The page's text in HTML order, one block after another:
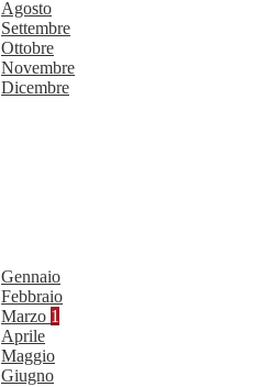
Agosto
Settembre
Ottobre
Novembre
Dicembre
Gennaio
Febbraio
Marzo 1
Aprile
Maggio
Giugno